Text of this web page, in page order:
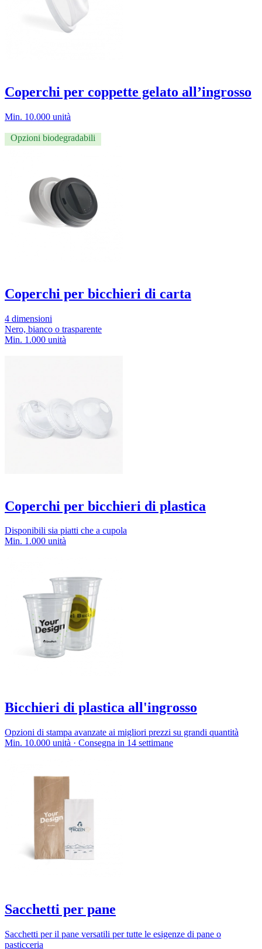
Coperchi per coppette gelato all’ingrosso
Min. 10.000 unità
Opzioni biodegradabili
Coperchi per bicchieri di carta
4 dimensioni
Nero, bianco o trasparente
Min. 1.000 unità
Coperchi per bicchieri di plastica
Disponibili sia piatti che a cupola
Min. 1.000 unità
Bicchieri di plastica all'ingrosso
Opzioni di stampa avanzate ai migliori prezzi su grandi quantità
Min. 10.000 unità · Consegna in 14 settimane
Sacchetti per pane
Sacchetti per il pane versatili per tutte le esigenze di pane o
pasticceria